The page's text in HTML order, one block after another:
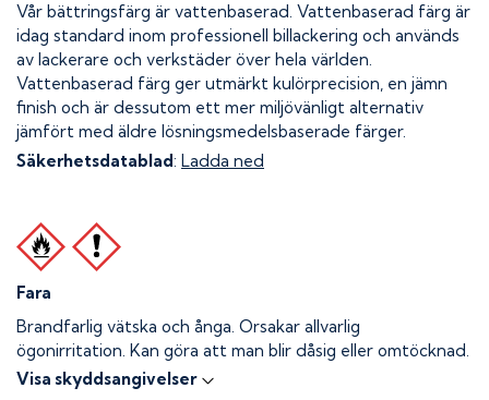
Vår bättringsfärg är vattenbaserad. Vattenbaserad färg är
idag standard inom professionell billackering och används
av lackerare och verkstäder över hela världen.
Vattenbaserad färg ger utmärkt kulörprecision, en jämn
finish och är dessutom ett mer miljövänligt alternativ
jämfört med äldre lösningsmedelsbaserade färger.
Säkerhetsdatablad: Ladda ned
Fara
Brandfarlig vätska och ånga. Orsakar allvarlig
ögonirritation. Kan göra att man blir dåsig eller omtöcknad.
Visa skyddsangivelser